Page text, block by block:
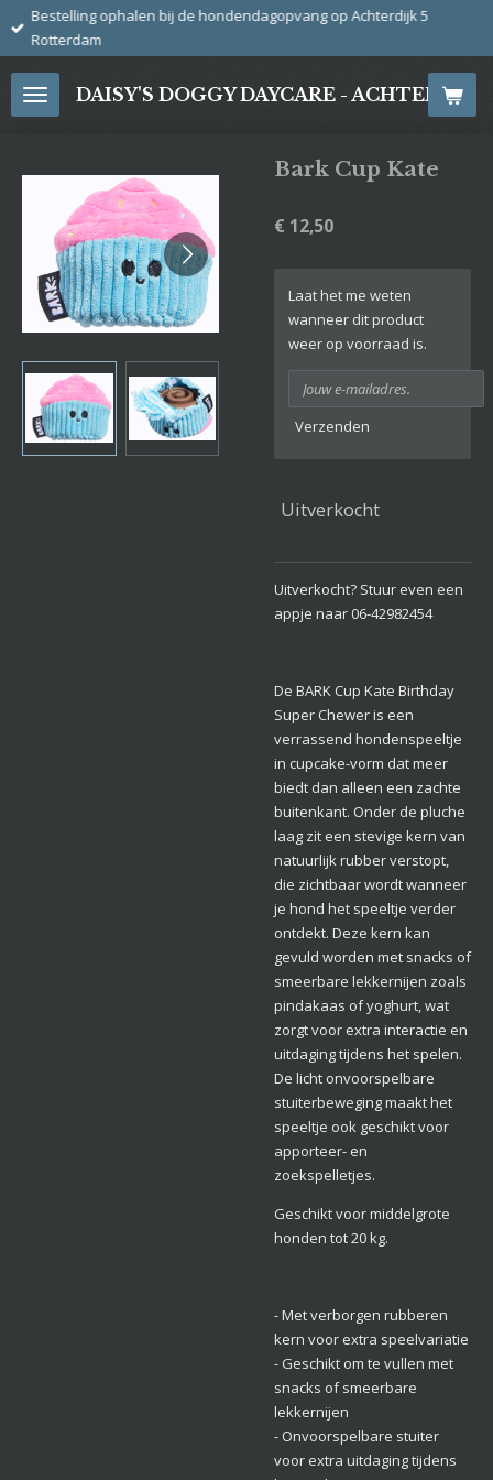
Ga
direct
naar
de
hoofdinhoud
DAISY'S DOGGY DAYCARE -
Bestelling ophalen bij de hondendagopvang op Achterdijk 5
Rotterdam
Bark Cup Kate
€ 12,50
Laat het me weten
wanneer dit product
weer op voorraad is.
Verzenden
Uitverkocht
Uitverkocht? Stuur even een
appje naar 06-42982454
De BARK Cup Kate Birthday
Super Chewer is een
verrassend hondenspeeltje
in cupcake-vorm dat meer
biedt dan alleen een zachte
buitenkant. Onder de pluche
laag zit een stevige kern van
natuurlijk rubber verstopt,
die zichtbaar wordt wanneer
je hond het speeltje verder
ontdekt. Deze kern kan
gevuld worden met snacks of
smeerbare lekkernijen zoals
pindakaas of yoghurt, wat
zorgt voor extra interactie en
uitdaging tijdens het spelen.
De licht onvoorspelbare
stuiterbeweging maakt het
speeltje ook geschikt voor
apporteer- en
zoekspelletjes.
Geschikt voor middelgrote
honden tot 20 kg.
- Met verborgen rubberen
kern voor extra speelvariatie
- Geschikt om te vullen met
snacks of smeerbare
lekkernijen
- Onvoorspelbare stuiter
voor extra uitdaging tijdens